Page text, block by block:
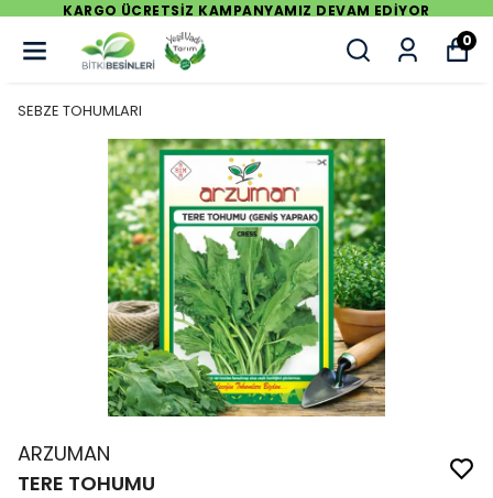
KARGO ÜCRETSİZ KAMPANYAMIZ DEVAM EDİYOR
0
SEBZE TOHUMLARI
ARZUMAN
TERE TOHUMU